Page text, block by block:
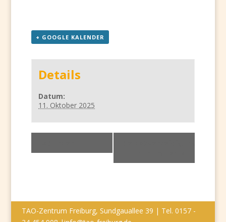
+ GOOGLE KALENDER
Details
Datum:
11. Oktober 2025
TAO-Zentrum Freiburg, Sundgauallee 39 | Tel. 0157 -